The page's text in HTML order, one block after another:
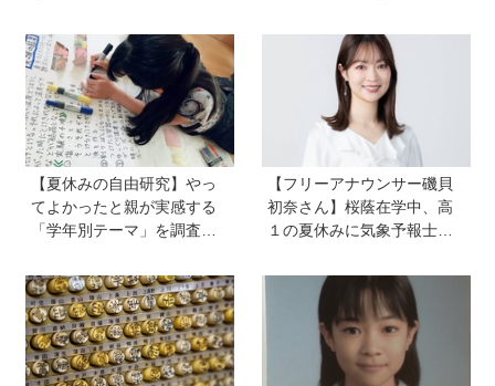
ット・サニーブックスさん
に聞く子育てと絵本づくり
のお話
題】
【夏休みの自由研究】やっ
てよかったと親が実感する
「学年別テーマ」を調査！
敗談、親のサポートも≪Hu
gKum総研≫
【フリーアナウンサー磯貝
初奈さん】桜蔭在学中、高
１の夏休みに気象予報士試
院で「学ぶ楽しさ」をずっ
と持ち続ける秘訣とは。親
も「楽しい」をバックアッ
プする方法も